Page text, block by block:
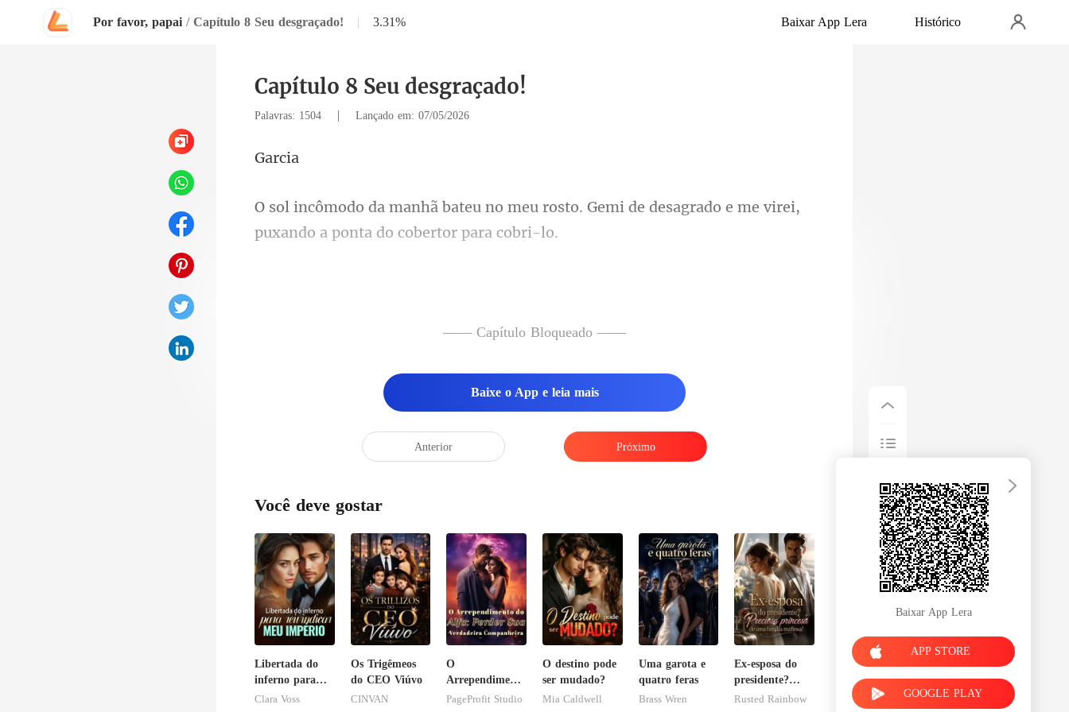
Por favor, papai / Capítulo 8 Seu desgraçado! | 3.31% Baixar App Lera Histórico
Capítulo 8 Seu desgraçado!
Palavras: 1504 | Lançado em: 07/05/2026
rc
sto. Gemi de desagrado e me virei,
puxa
—— Capítulo Bloqueado ——
Baixe o App e leia mais
Anterior Próximo
Você deve gostar
Libertada do
inferno para
reivindicar meu
Clara Voss
Os Trigêmeos
do CEO Viúvo
CINVAN
O
Arrependimento
do Alfa: Perder
PageProfit Studio
O destino pode
ser mudado?
Mia Caldwell
Uma garota e
quatro feras
Brass Wren
Ex-esposa do
presidente?
Preciosa
Rusted Rainbow
Baixar App Lera
APP STORE
GOOGLE PLAY